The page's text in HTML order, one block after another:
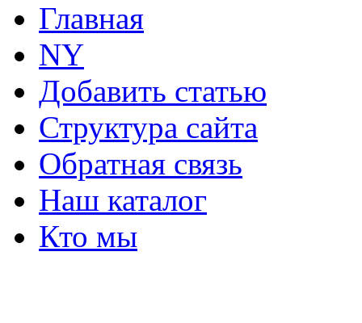
Главная
NY
Добавить статью
Структура сайта
Обратная связь
Наш каталог
Кто мы